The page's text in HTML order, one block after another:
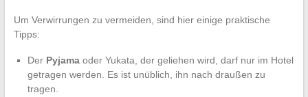
Um Verwirrungen zu vermeiden, sind hier einige praktische
Tipps:
Der Pyjamaoder Yukata, der geliehen wird, darf nur im Hotel
getragen werden. Es ist unüblich, ihn nach draußen zu
tragen.